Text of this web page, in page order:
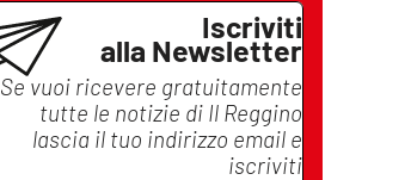
Iscriviti
alla Newsletter
Se vuoi ricevere gratuitamente
tutte le notizie di Il Reggino
lascia il tuo indirizzo email e
iscriviti